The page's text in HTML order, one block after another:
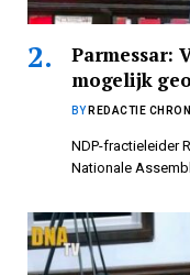
Parmessar:
mogelijk
BY REDACTIE
NDP-fractieleider
Nationale